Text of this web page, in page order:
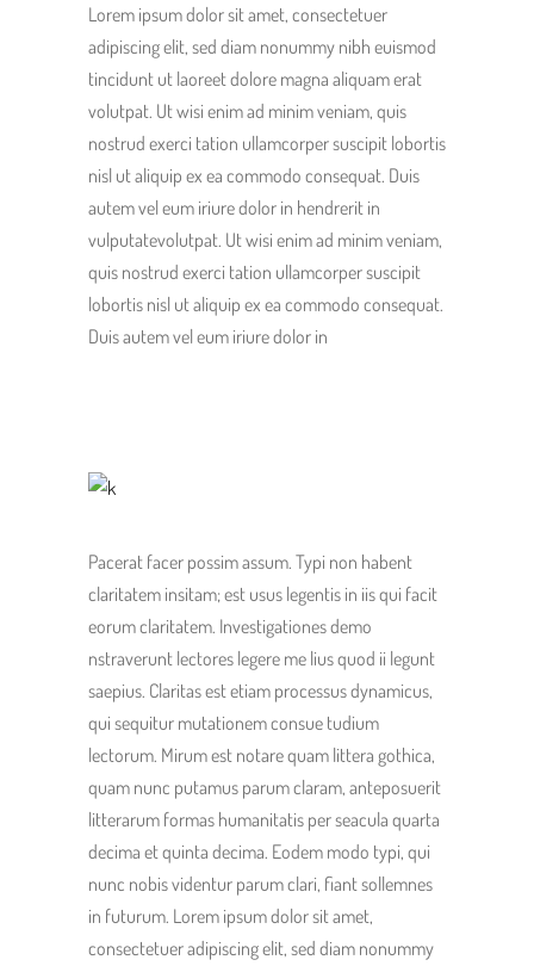
Lorem ipsum dolor sit amet, consectetuer
adipiscing elit, sed diam nonummy nibh euismod
tincidunt ut laoreet dolore magna aliquam erat
volutpat. Ut wisi enim ad minim veniam, quis
nostrud exerci tation ullamcorper suscipit lobortis
nisl ut aliquip ex ea commodo consequat. Duis
autem vel eum iriure dolor in hendrerit in
vulputatevolutpat. Ut wisi enim ad minim veniam,
quis nostrud exerci tation ullamcorper suscipit
lobortis nisl ut aliquip ex ea commodo consequat.
Duis autem vel eum iriure dolor in
Pacerat facer possim assum. Typi non habent
claritatem insitam; est usus legentis in iis qui facit
eorum claritatem. Investigationes demo
nstraverunt lectores legere me lius quod ii legunt
saepius. Claritas est etiam processus dynamicus,
qui sequitur mutationem consue tudium
lectorum. Mirum est notare quam littera gothica,
quam nunc putamus parum claram, anteposuerit
litterarum formas humanitatis per seacula quarta
decima et quinta decima. Eodem modo typi, qui
nunc nobis videntur parum clari, fiant sollemnes
in futurum. Lorem ipsum dolor sit amet,
consectetuer adipiscing elit, sed diam nonummy